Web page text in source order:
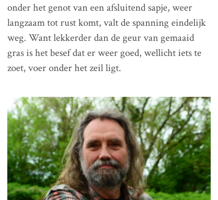
onder het genot van een afsluitend sapje, weer
langzaam tot rust komt, valt de spanning eindelijk
weg. Want lekkerder dan de geur van gemaaid
gras is het besef dat er weer goed, wellicht iets te
zoet, voer onder het zeil ligt.